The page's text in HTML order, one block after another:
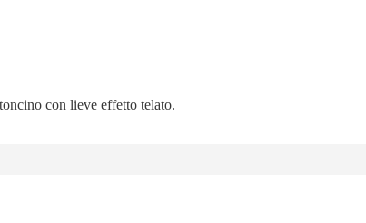
con lieve effetto telato.